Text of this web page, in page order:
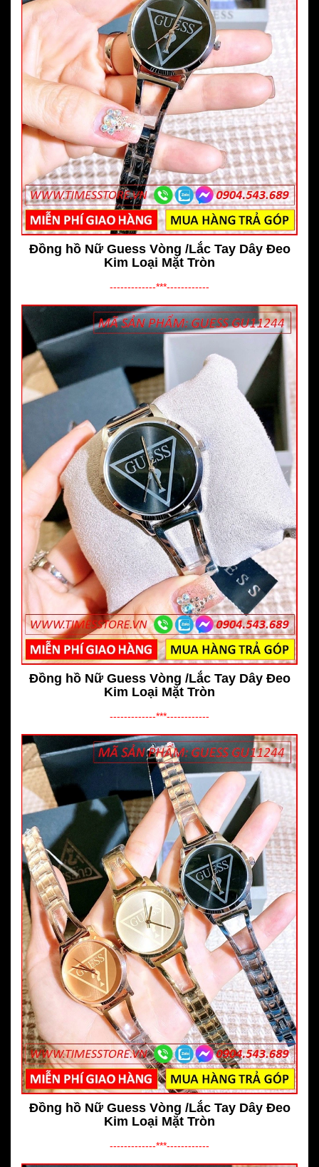
Đồng hồ Nữ Guess Vòng /Lắc Tay Dây Đeo
Kim Loại Mặt Tròn
-------------***------------
Đồng hồ Nữ Guess Vòng /Lắc Tay Dây Đeo
Kim Loại Mặt Tròn
-------------***------------
Đồng hồ Nữ Guess Vòng /Lắc Tay Dây Đeo
Kim Loại Mặt Tròn
-------------***------------